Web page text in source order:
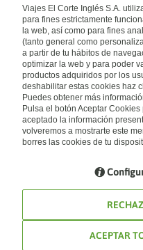
Quiénes somos
Financiación
Sostenibilidad
Turismo accesible
Tarjeta El Corte Inglés
Trabaja con nosotros
El Corte Inglés
Canal Ético
Enlaces de interés
Guías de viaje
Catálogos
Auto check-in
Condiciones Generales
Política de privacidad
Política de cookies
Accesibilidad
Empresas/ Grupos
Internacional
España
Visita nuestro blog
Blog de Viajes el Corte
Viajes El Corte Inglés S.A.
para fines estrictamente
la web, así como para fines
(tanto general como
a partir de tu hábitos de
optimizar la web y para poder
productos adquiridos por los
deshabilitar estas cookies haz
Puedes obtener más
Pulsa el botón Aceptar
aceptado la información
volveremos a mostrarte este
borres las cookies de tu
ACEPTAR